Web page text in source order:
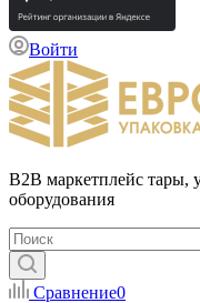
Войти
B2B маркетплейс тары,
оборудования
Сравнение0